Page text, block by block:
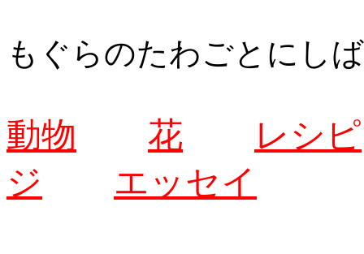
もぐらのたわごとにし
動物 花
レシピ
ジ
エッセイ